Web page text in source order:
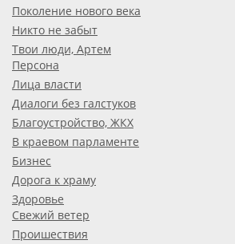
Поколение нового века
Никто не забыт
Твои люди, Артем
Персона
Лица власти
Диалоги без галстуков
Благоустройство, ЖКХ
В краевом парламенте
Бизнес
Дорога к храму
Здоровье
Свежий ветер
Проишествия